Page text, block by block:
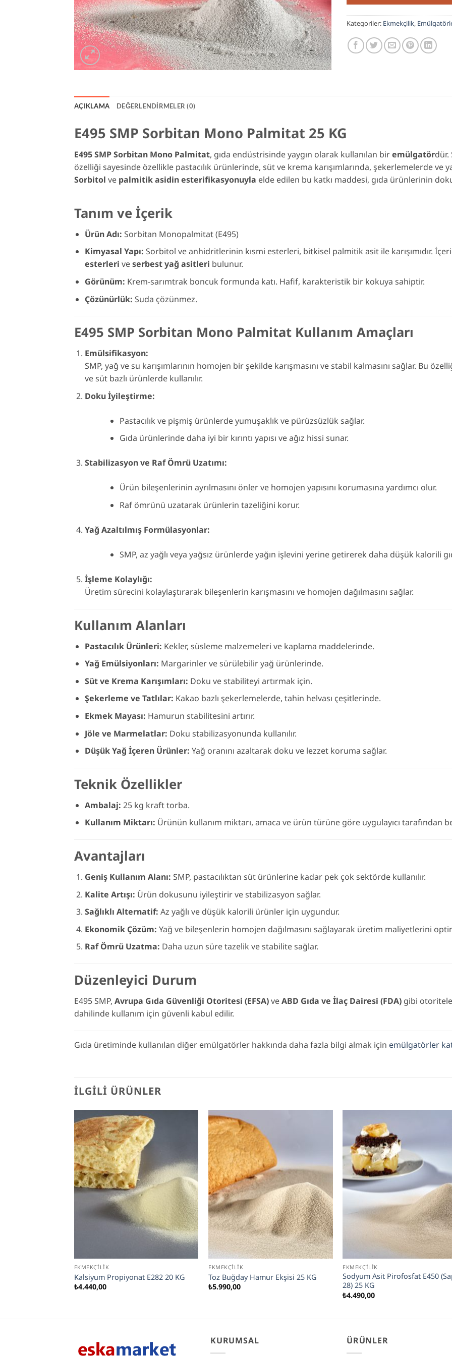
Kategoriler: Ekmekçilik,
AÇIKLAMA DEĞERLENDIRMELER (0)
E495 SMP Sorbitan Mono Palmitat 25 KG
E495 SMP Sorbitan Mono Palmitat, gıda endüstrisinde yaygın olarak kullanılan biremülgatördür.
özelliği sayesinde özellikle pastacılık ürünlerinde, süt ve krema karışımlarında, şekerlemelerde ve
Sorbitol ve palmitik asidin esterifikasyonuyla elde edilen bu katkı maddesi, gıda ürünlerinin
Tanım ve İçerik
Ürün Adı: Sorbitan Monopalmitat (E495)
Kimyasal Yapı: Sorbitol ve anhidritlerinin kısmi esterleri, bitkisel palmitik asit ile karışımıdır.
esterleri veserbest yağ asitleri bulunur.
Görünüm: Krem-sarımtrak boncuk formunda katı. Hafif, karakteristik bir kokuya sahiptir.
Çözünürlük: Suda çözünmez.
E495 SMP Sorbitan Mono Palmitat Kullanım Amaçları
Emülsifikasyon:
SMP, yağ ve su karışımlarının homojen bir şekilde karışmasını ve stabil kalmasını sağlar. Bu
ve süt bazlı ürünlerde kullanılır.
Doku İyileştirme:
Pastacılık ve pişmiş ürünlerde yumuşaklık ve pürüzsüzlük sağlar.
Gıda ürünlerinde daha iyi bir kırıntı yapısı ve ağız hissi sunar.
Stabilizasyon ve Raf Ömrü Uzatımı:
Ürün bileşenlerinin ayrılmasını önler ve homojen yapısını korumasına yardımcı olur.
Raf ömrünü uzatarak ürünlerin tazeliğini korur.
Yağ Azaltılmış Formülasyonlar:
SMP, az yağlı veya yağsız ürünlerde yağın işlevini yerine getirerek daha düşük kalorili
İşleme Kolaylığı:
Üretim sürecini kolaylaştırarak bileşenlerin karışmasını ve homojen dağılmasını sağlar.
Kullanım Alanları
Pastacılık Ürünleri: Kekler, süsleme malzemeleri ve kaplama maddelerinde.
Yağ Emülsiyonları: Margarinler ve sürülebilir yağ ürünlerinde.
Süt ve Krema Karışımları: Doku ve stabiliteyi artırmak için.
Şekerleme ve Tatlılar: Kakao bazlı şekerlemelerde, tahin helvası çeşitlerinde.
Ekmek Mayası: Hamurun stabilitesini artırır.
Jöle ve Marmelatlar: Doku stabilizasyonunda kullanılır.
Düşük Yağ İçeren Ürünler: Yağ oranını azaltarak doku ve lezzet koruma sağlar.
Teknik Özellikler
Ambalaj: 25 kg kraft torba.
Kullanım Miktarı: Ürünün kullanım miktarı, amaca ve ürün türüne göre uygulayıcı tarafından
Avantajları
Geniş Kullanım Alanı: SMP, pastacılıktan süt ürünlerine kadar pek çok sektörde kullanılır.
Kalite Artışı: Ürün dokusunu iyileştirir ve stabilizasyon sağlar.
Sağlıklı Alternatif: Az yağlı ve düşük kalorili ürünler için uygundur.
Ekonomik Çözüm: Yağ ve bileşenlerin homojen dağılmasını sağlayarak üretim maliyetlerini
Raf Ömrü Uzatma: Daha uzun süre tazelik ve stabilite sağlar.
Düzenleyici Durum
E495 SMP, Avrupa Gıda Güvenliği Otoritesi (EFSA)veABD Gıda ve İlaç Dairesi (FDA) gibi
dahilinde kullanım için güvenli kabul edilir.
Gıda üretiminde kullanılan diğer emülgatörler hakkında daha fazla bilgi almak için emülgatörler
İLGILI ÜRÜNLER
EKMEKÇILIK
Kalsiyum Propiyonat E282 20 KG
₺4.440,00
EKMEKÇILIK
Toz Buğday Hamur Ekşisi 25 KG
₺5.990,00
EKMEKÇILIK
Sodyum Asit Pirofosfat E450
28) 25 KG
₺4.490,00
KURUMSAL ÜRÜNLER